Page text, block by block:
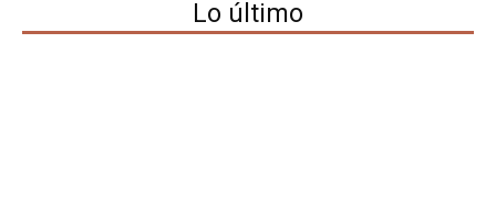
Lo más leído
Lo último